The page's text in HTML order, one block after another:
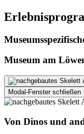
Museum am
Modal-Fenster schließen
Von Dinos und